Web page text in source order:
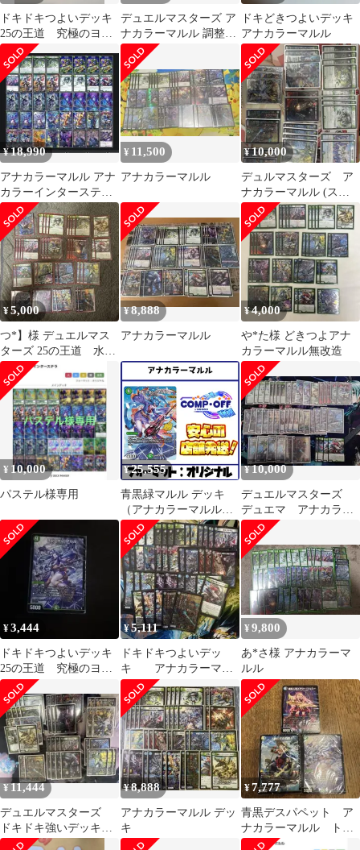
ドキドキつよいデッキ
25の王道 究極のヨビ
ニオン！水闇自然マル
ルデッキ
デュエルマスターズ ア
ナカラーマルル 調整パ
ーツ付き
ドキどきつよいデッキ
アナカラーマルル
¥18,990
アナカラーマルル アナ
カラーインターステラ
調整パーツ付き【大会
優勝経験あり】
¥ 11,500
アナカラーマルル
¥10,000
デュルマスターズ ア
ナカラーマルル (スリ
ーブ付き)
¥5,000
つ*】様 デュエルマス
ターズ 25の王道 水闇
自然マルル アナカラー
マルル
¥8,888
アナカラーマルル
¥4,000
や*た様 どきつよアナ
カラーマルル無改造
¥ 10,000
パステル様専用
¥25,555
青黒緑マルル デッキ
（アナカラーマルル）
コンプオフ【ファボ
DM1185】
¥10,000
デュエルマスターズ
デュエマ アナカラー
マルル デッキ
¥3,444
ドキドキつよいデッキ
25の王道 究極のヨビ
ニオン！水闇自然マル
ルデッキ 未開封
¥5,111
ドキドキつよいデッ
キ アナカラーマル
ル 開封済み スリー
ブ付き 無改造
¥9,800
あ*さ様 アナカラーマ
ルル
¥11,444
デュエルマスターズ
ドキドキ強いデッキ
改造 アナカラーマル
¥8,888
アナカラーマルル デッ
キ
¥7,777
青黒デスパペット ア
ナカラーマルル トリ
ーヴァ清永 どきつ